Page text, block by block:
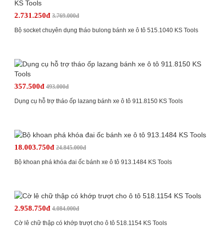
2.731.250đ 3.769.000đ
Bộ socket chuyên dụng tháo bulong bánh xe ô tô 515.1040 KS Tools
357.500đ 493.000đ
Dụng cụ hỗ trợ tháo ốp lazang bánh xe ô tô 911.8150 KS Tools
18.003.750đ 24.845.000đ
Bộ khoan phá khóa đai ốc bánh xe ô tô 913.1484 KS Tools
2.958.750đ 4.084.000đ
Cờ lê chữ thập có khớp trượt cho ô tô 518.1154 KS Tools